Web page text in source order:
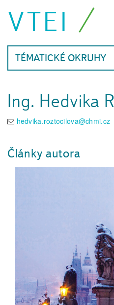
VTEI
TÉMATICKÉ OKRUHY
Ing. Hedvika
hedvika.roztocilova@chmi.cz
Články autora